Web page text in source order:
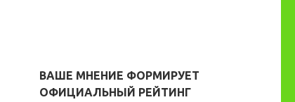
ВАШЕ МНЕНИЕ ФОРМИРУЕТ
ОФИЦИАЛЬНЫЙ РЕЙТИНГ